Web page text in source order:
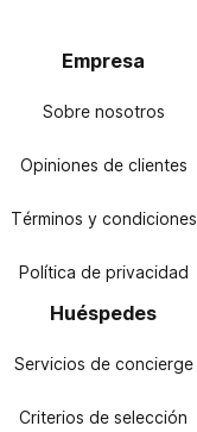
Empresa
Sobre nosotros
Opiniones de clientes
Términos y condiciones
Política de privacidad
Huéspedes
Servicios de concierge
Criterios de selección